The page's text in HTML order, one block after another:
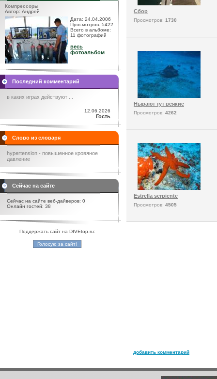
Компрессоры
Автор: Андрей
Дата: 24.04.2006
Просмотров: 5422
Всего в альбоме:
11 фотографий
весь
фотоальбом
Последний комментарий
в каких играх действуют ...
12.06.2026
Гость
Слово из словаря
hypertension - повышенное кровяное
давление
Сейчас на сайте
Сейчас на сайте веб-дайверов: 0
Онлайн гостей: 38
Поддержать сайт на DIVEtop.ru:
Сбор
Просмотров: 1730
Нырают тут всякие
Просмотров: 4262
Estrella serpiente
Просмотров: 4505
добавить комментарий